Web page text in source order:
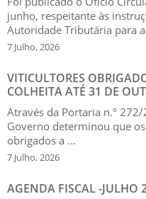
junho, respeitante às
Autoridade Tributária para
7 Julho, 2026
VITICULTORES
COLHEITA ATÉ 31 DE
Através da Portaria n.º
Governo determinou que
obrigados a ...
7 Julho, 2026
AGENDA FISCAL -JULHO